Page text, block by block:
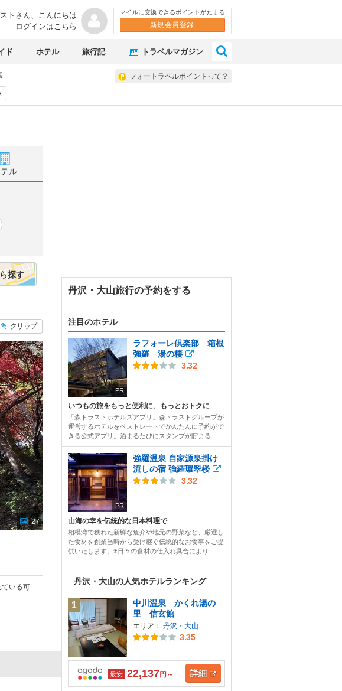
トさん、 こんにちは
ログインはこちら
マイルに交換できるポイントがたまる
新規会員登録
ド ホテル 旅行記 トラベルマガジン
フォートラベルポイントって？
ル
探す
クリップ
27
いる可
丹沢・大山旅行の予約をする
注目のホテル
PR
ラフォーレ倶楽部 箱根
強羅 湯の棲
3.32
いつもの旅をもっと便利に、もっとおトクに
「森トラストホテルズアプリ」森トラストグループが
運営するホテルをベストレートでかんたんに予約がで
きる公式アプリ。泊まるたびにスタンプが貯まる...
PR
強羅温泉 自家源泉掛け
流しの宿 強羅環翠楼
3.32
山海の幸を伝統的な日本料理で
相模湾で獲れた新鮮な魚介や地元の野菜など、厳選し
た食材を創業当時から受け継ぐ伝統的なお食事をご提
供いたします。※日々の食材の仕入れ具合により...
丹沢・大山の人気ホテルランキング
1
中川温泉 かくれ湯の
里 信玄館
エリア：丹沢・大山
3.35
最安 22,137円～ 詳細